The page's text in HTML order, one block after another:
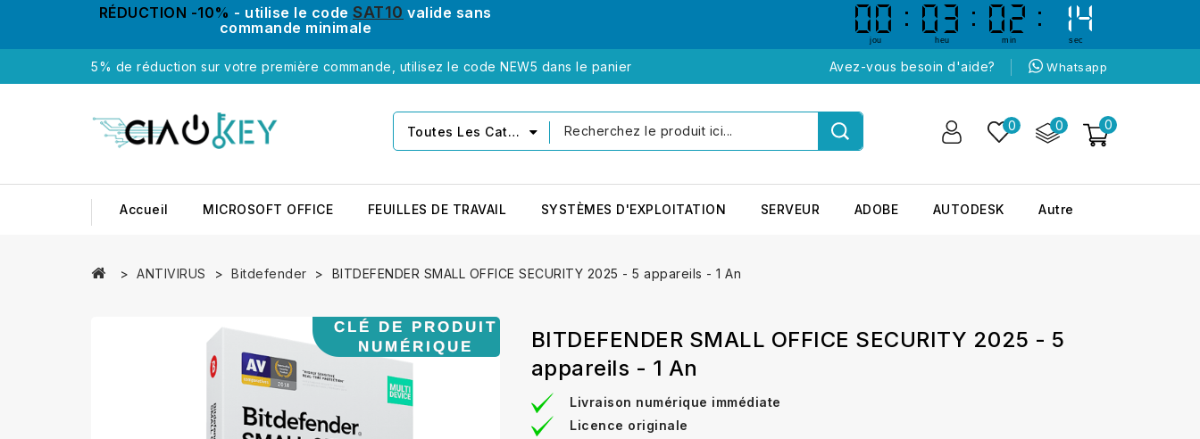
RÉDUCTION -10% - utilise le codeSAT10 valide sans
commande minimale
00
00
jou
03
03
heu
02
02
min
13
13
sec
5% de réduction sur votre première commande, utilisez le code NEW5 dans le panier Whatsapp
Avez-vous besoin d'aide?
0
0
0
Toutes Les Catégories
Accueil MICROSOFT OFFICE FEUILLES DE TRAVAIL SYSTÈMES D'EXPLOITATION SERVEUR ADOBE AUTODESK Autre
ANTIVIRUS Bitdefender BITDEFENDER SMALL OFFICE SECURITY 2025 - 5 appareils - 1 An
BITDEFENDER SMALL OFFICE SECURITY 2025 - 5
appareils - 1 An
Livraison numérique immédiate
Licence originale